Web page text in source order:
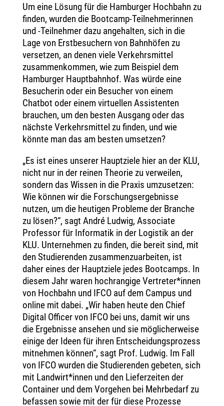
Um eine Lösung für die Hamburger Hochbahn zu
finden, wurden die Bootcamp-Teilnehmerinnen
und -Teilnehmer dazu angehalten, sich in die
Lage von Erstbesuchern von Bahnhöfen zu
versetzen, an denen viele Verkehrsmittel
zusammenkommen, wie zum Beispiel dem
Hamburger Hauptbahnhof. Was würde eine
Besucherin oder ein Besucher von einem
Chatbot oder einem virtuellen Assistenten
brauchen, um den besten Ausgang oder das
nächste Verkehrsmittel zu finden, und wie
könnte man das am besten umsetzen?
„Es ist eines unserer Hauptziele hier an der KLU,
nicht nur in der reinen Theorie zu verweilen,
sondern das Wissen in die Praxis umzusetzen:
Wie können wir die Forschungsergebnisse
nutzen, um die heutigen Probleme der Branche
zu lösen?“, sagt André Ludwig, Associate
Professor für Informatik in der Logistik an der
KLU. Unternehmen zu finden, die bereit sind, mit
den Studierenden zusammenzuarbeiten, ist
daher eines der Hauptziele jedes Bootcamps. In
diesem Jahr waren hochrangige Vertreter*innen
von Hochbahn und IFCO auf dem Campus und
online mit dabei. „Wir haben heute den Chief
Digital Officer von IFCO bei uns, damit wir uns
die Ergebnisse ansehen und sie möglicherweise
einige der Ideen für ihren Entscheidungsprozess
mitnehmen können“, sagt Prof. Ludwig. Im Fall
von IFCO wurden die Studierenden gebeten, sich
mit Landwirt*innen und den Lieferzeiten der
Container und dem Vorgehen bei Mehrbedarf zu
befassen sowie mit der für diese Prozesse